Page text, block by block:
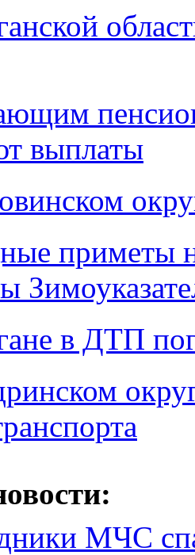
выплаты
приметы
в ДТП
МЧС